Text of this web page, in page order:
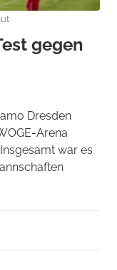
gegen
Dresden
Arena
war es